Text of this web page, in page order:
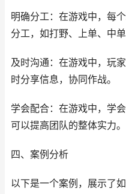
明确分工：在游戏中，每
分工，如打野、上单、中单
及时沟通：在游戏中，玩
时分享信息，协同作战。
学会配合：在游戏中，学
可以提高团队的整体实力。
四、案例分析
以下是一个案例，展示了